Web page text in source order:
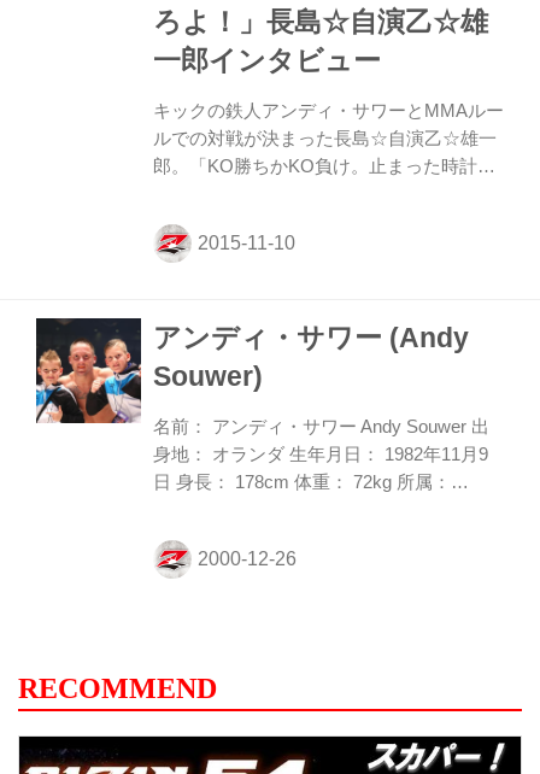
思いますが、彼の人生なので好きにやれば
いいと思います。オランダ人の自分から見
たらヘンにも感じますが、リング上ではリ
ろよ！」長島☆自演乙☆雄
一郎インタビュー
キックの鉄人アンディ・サワーとMMAルー
ルでの対戦が決まった長島☆自演乙☆雄一
郎。「KO勝ちかKO負け。止まった時計の
こだわりを語ってくれた。 ――アンディ・
サワー選手とMMAルールでの対戦となりま
と寝技のミックスルールになるかなと思っ
手ということでさらに驚きです。彼は本格
的にMMAに転向すると聞いているんで、僕
のことかませ犬だと思ってるんじゃないで
すか（笑）。こっちとしては、やれること
アンディ・サワー (Andy
Souwer)
名前： アンディ・サワー Andy Souwer 出
身地： オランダ 生年月日： 1982年11月9
日 身長： 178cm 体重： 72kg 所属：
場： SHOOT BOXING S-cup 世界トーナメ
ント2002/2004/2008/2014 王者、K-1
は9割を超え、恐るべき戦績を誇ってい
る。多彩で、回転力のある打撃に加え、最
後まで勝負を諦めない精神力の強さは、
「キックボクサーの完成形」とも言...
RECOMMEND